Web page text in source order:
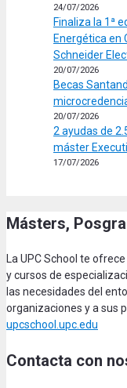
24/07/2026
Finaliza la 1ª
Energética en
Schneider
20/07/2026
Becas
20/07/2026
2 ayudas de
máster
17/07/2026
Másters,
La UPC School te
y cursos de
las necesidades del
organizaciones y a sus
upcschool.upc.edu
Contacta con